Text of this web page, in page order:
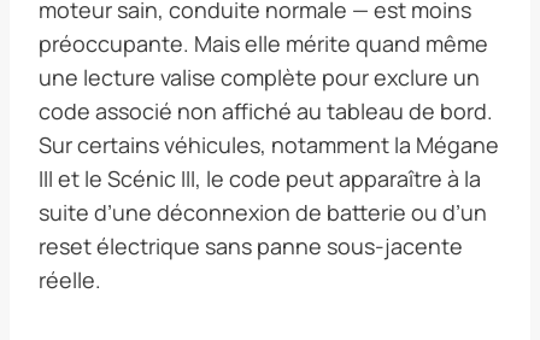
moteur sain, conduite normale — est moins
préoccupante. Mais elle mérite quand même
une lecture valise complète pour exclure un
code associé non affiché au tableau de bord.
Sur certains véhicules, notamment la Mégane
III et le Scénic III, le code peut apparaître à la
suite d’une déconnexion de batterie ou d’un
reset électrique sans panne sous-jacente
réelle.